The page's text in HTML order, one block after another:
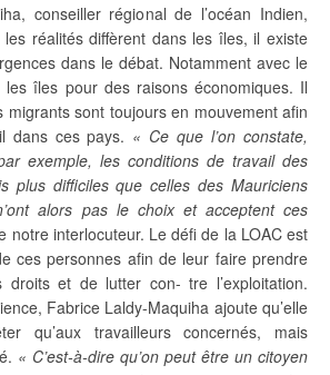
conseiller régional de l’océan Indien,
réalités diffèrent dans les îles, il existe
dans le débat. Notamment avec le
îles pour des raisons économiques. Il
migrants sont toujours en mouvement afin
dans ces pays. « Ce que l’on constate,
exemple, les conditions de travail des
plus difficiles que celles des Mauriciens
alors pas le choix et acceptent ces
notre interlocuteur. Le défi de la LOAC est
ces personnes afin de leur faire prendre
droits et de lutter con- tre l’exploitation.
Fabrice Laldy-Maquiha ajoute qu’elle
qu’aux travailleurs concernés, mais
« C’est-à-dire qu’on peut être un citoyen